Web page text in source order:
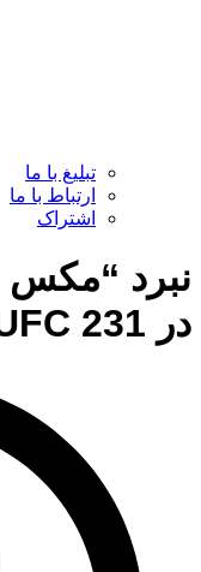
تبلیغ با ما
ارتباط با ما
اشتراک
در UFC 231